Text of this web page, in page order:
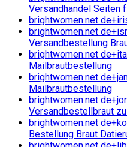
Versandhandel Seiten
brightwomen.net
brightwomen.net
Versandbestellung
brightwomen.net
Mailbrautbestellung
brightwomen.net
Mailbrautbestellung
brightwomen.net
Versandbestellbraut
brightwomen.net
Bestellung Braut